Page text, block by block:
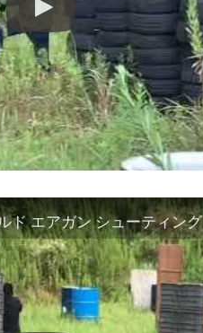
ド エアガン シューティング